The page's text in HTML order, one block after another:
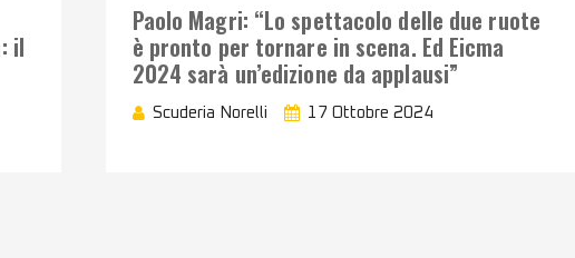
il
Paolo Magri: “Lo spettacolo delle due ruote
è pronto per tornare in scena. Ed Eicma
2024 sarà un’edizione da applausi”
Scuderia Norelli 17 Ottobre 2024